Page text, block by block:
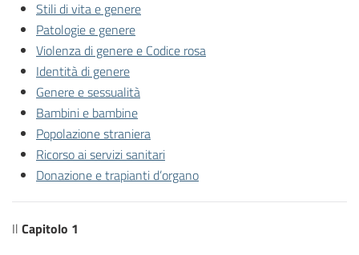
Stili di vita e genere
Patologie e genere
Violenza di genere e Codice rosa
Identità di genere
Genere e sessualità
Bambini e bambine
Popolazione straniera
Ricorso ai servizi sanitari
Donazione e trapianti d’organo
Il Capitolo 1